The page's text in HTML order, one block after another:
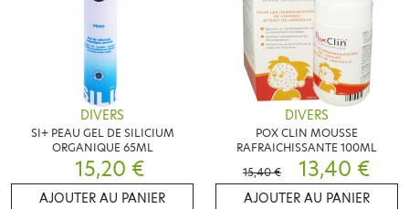
DIVERS
SI+ PEAU GEL DE SILICIUM
ORGANIQUE 65ML
15,20 €
AJOUTER AU PANIER
DIVERS
POX CLIN MOUSSE
RAFRAICHISSANTE 100ML
15,40 €
13,40 €
AJOUTER AU PANIER